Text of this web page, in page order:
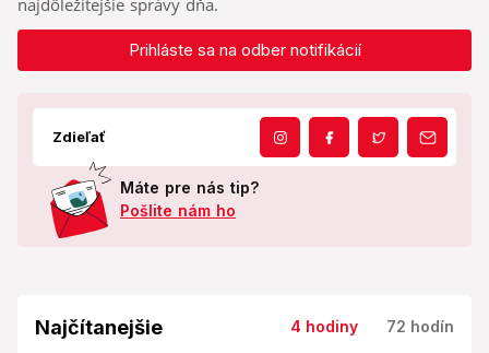
najdôležitejšie správy dňa.
Prihláste sa na odber notifikácií
Zdieľať
Máte pre nás tip?
Pošlite nám ho
Najčítanejšie 4 hodiny 72 hodín